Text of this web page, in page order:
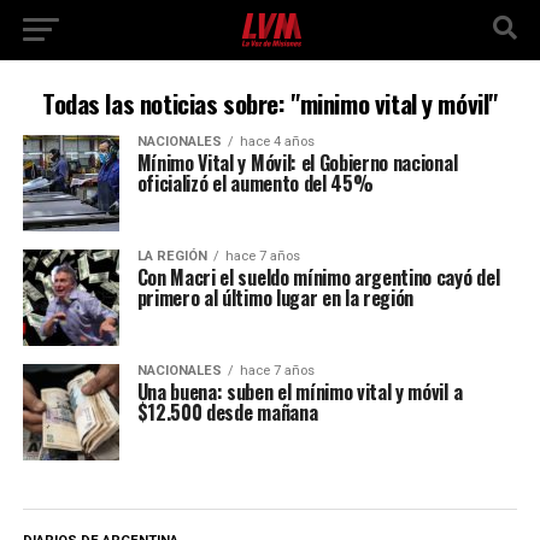
Todas las noticias sobre: "minimo vital y móvil"
NACIONALES hace 4 años
Mínimo Vital y Móvil: el Gobierno nacional
oficializó el aumento del 45%
LA REGIÓN hace 7 años
Con Macri el sueldo mínimo argentino cayó del
primero al último lugar en la región
NACIONALES hace 7 años
Una buena: suben el mínimo vital y móvil a
$12.500 desde mañana